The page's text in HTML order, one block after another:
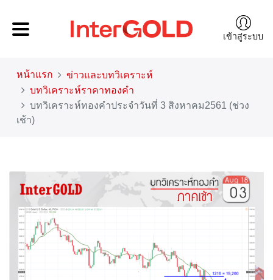
เข้าสู่ระบบ
หน้าแรก
ข่าวและบทวิเคราะห์
บทวิเคราะห์ราคาทองคำ
บทวิเคราะห์ทองคำประจำวันที่ 3 สิงหาคม2561 (ช่วง
เช้า)